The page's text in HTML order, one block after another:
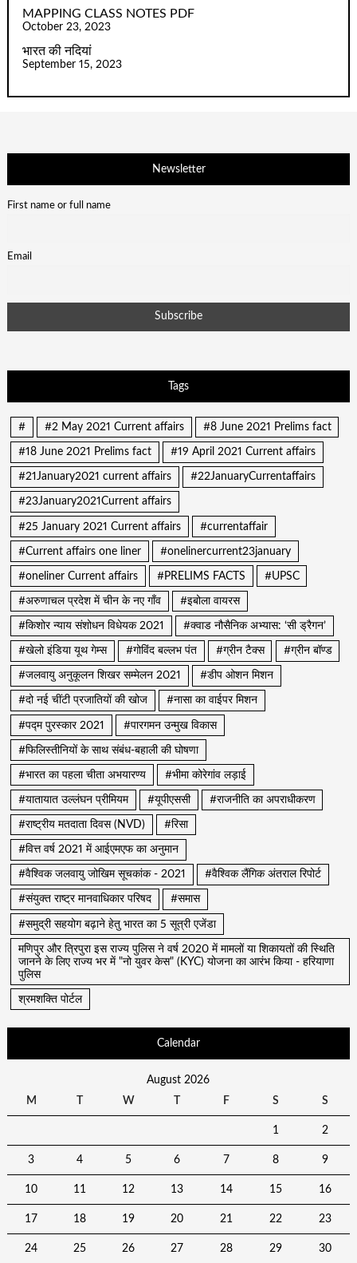
MAPPING CLASS NOTES PDF
October 23, 2023
भारत की नदियां
September 15, 2023
Newsletter
First name or full name
Email
Tags
# #2 May 2021 Current affairs #8 June 2021 Prelims fact
#18 June 2021 Prelims fact #19 April 2021 Current affairs
#21January2021 current affairs #22JanuaryCurrentaffairs
#23January2021Current affairs
#25 January 2021 Current affairs #currentaffair
#Current affairs one liner #onelinercurrent23january
#oneliner Current affairs #PRELIMS FACTS #UPSC
#अरुणाचल प्रदेश में चीन के नए गाँव #इबोला वायरस
#किशोर न्याय संशोधन विधेयक 2021 #क्वाड नौसैनिक अभ्यास: ‘सी ड्रैगन’
#खेलो इंडिया यूथ गेम्स #गोविंद बल्लभ पंत #ग्रीन टैक्स #ग्रीन बॉण्ड
#जलवायु अनुकूलन शिखर सम्मेलन 2021 #डीप ओशन मिशन
#दो नई चींटी प्रजातियों की खोज #नासा का वाईपर मिशन
#पद्म पुरस्कार 2021 #पारगमन उन्मुख विकास
#फिलिस्तीनियों के साथ संबंध-बहाली की घोषणा
#भारत का पहला चीता अभयारण्य #भीमा कोरेगांव लड़ाई
#यातायात उल्लंघन प्रीमियम #यूपीएससी #राजनीति का अपराधीकरण
#राष्ट्रीय मतदाता दिवस (NVD) #रिसा
#वित्त वर्ष 2021 में आईएमएफ का अनुमान
#वैश्विक जलवायु जोखिम सूचकांक - 2021 #वैश्विक लैंगिक अंतराल रिपोर्ट
#संयुक्त राष्ट्र मानवाधिकार परिषद #समास
#समुद्री सहयोग बढ़ाने हेतु भारत का 5 सूत्री एजेंडा
मणिपुर और त्रिपुरा इस राज्य पुलिस ने वर्ष 2020 में मामलों या शिकायतों की स्थिति
जानने के लिए राज्य भर में "नो युवर केस" (KYC) योजना का आरंभ किया - हरियाणा
पुलिस
श्रमशक्ति पोर्टल
Calendar
August 2026
M
T W T F S S
1 2
3 4 5 6 7 8 9
10 11 12 13 14 15 16
17 18 19 20 21 22 23
24 25 26 27 28 29 30